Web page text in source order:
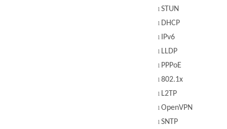
l STUN
l DHCP
l IPv6
l LLDP
l PPPoE
l 802.1x
l L2TP
l OpenVPN
l SNTP